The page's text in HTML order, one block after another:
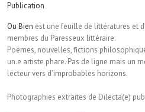
Publication
Ou Bien est une feuille de littératures et
membres du Paresseux littéraire.
Poèmes, nouvelles, fictions
un.e artiste phare. Pas de ligne mais un
lecteur vers d’improbables horizons.
Photographies extraites de Dilecta(e)